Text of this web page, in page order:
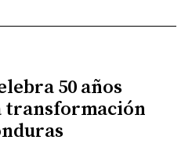
50 años
transformación